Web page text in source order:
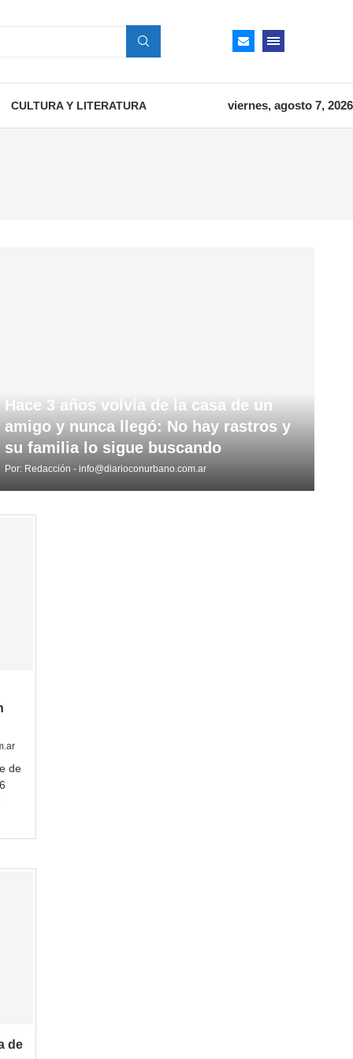
CULTURA Y LITERATURA viernes, agosto 7, 2026
Hace 3 años volvía de la casa de un
amigo y nunca llegó: No hay rastros y
su familia lo sigue buscando
Por: Redacción - info@diarioconurbano.com.ar
de
de